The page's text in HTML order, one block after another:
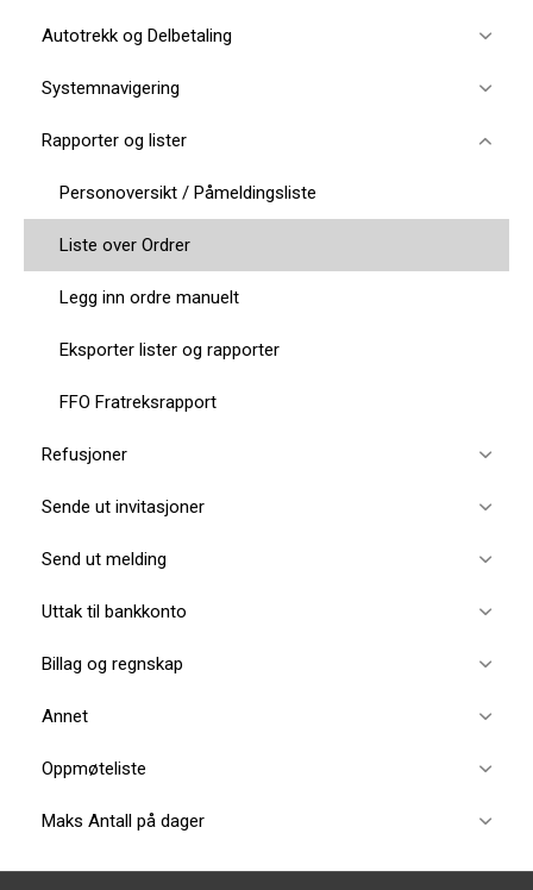
Autotrekk og Delbetaling
Systemnavigering
Rapporter og lister
Personoversikt / Påmeldingsliste
Liste over Ordrer
Legg inn ordre manuelt
Eksporter lister og rapporter
FFO Fratreksrapport
Refusjoner
Sende ut invitasjoner
Send ut melding
Uttak til bankkonto
Billag og regnskap
Annet
Oppmøteliste
Maks Antall på dager